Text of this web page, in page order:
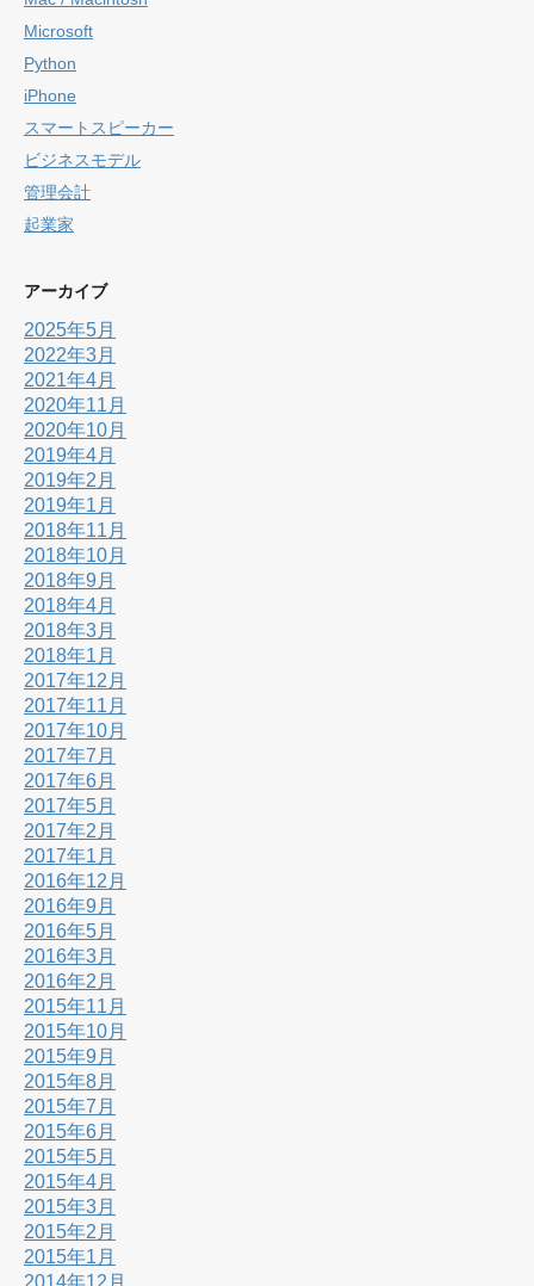
Microsoft
Python
iPhone
スマートスピーカー
ビジネスモデル
管理会計
起業家
アーカイブ
2025年5月
2022年3月
2021年4月
2020年11月
2020年10月
2019年4月
2019年2月
2019年1月
2018年11月
2018年10月
2018年9月
2018年4月
2018年3月
2018年1月
2017年12月
2017年11月
2017年10月
2017年7月
2017年6月
2017年5月
2017年2月
2017年1月
2016年12月
2016年9月
2016年5月
2016年3月
2016年2月
2015年11月
2015年10月
2015年9月
2015年8月
2015年7月
2015年6月
2015年5月
2015年4月
2015年3月
2015年2月
2015年1月
2014年12月